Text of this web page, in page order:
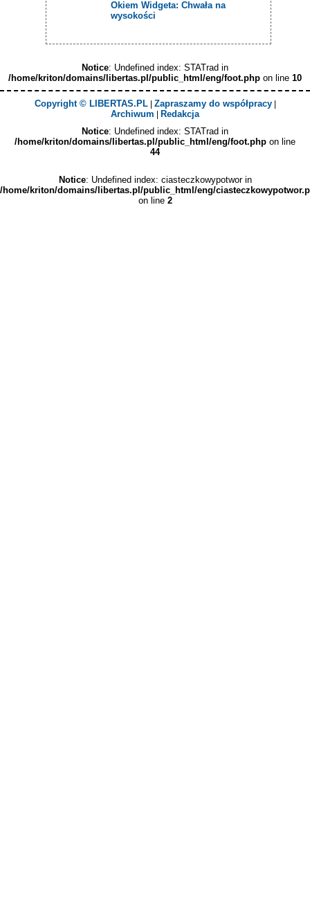
Okiem Widgeta: Chwała na
wysokości
Notice: Undefined index: STATrad in
/home/kriton/domains/libertas.pl/public_html/eng/foot.php on line 10
Copyright © LIBERTAS.PL| Zapraszamy do współpracy|
Archiwum
Redakcja
Notice: Undefined index: STATrad in
/home/kriton/domains/libertas.pl/public_html/eng/foot.php on line
44
Notice: Undefined index: ciasteczkowypotwor in
/home/kriton/domains/libertas.pl/public_html/eng/
on line 2